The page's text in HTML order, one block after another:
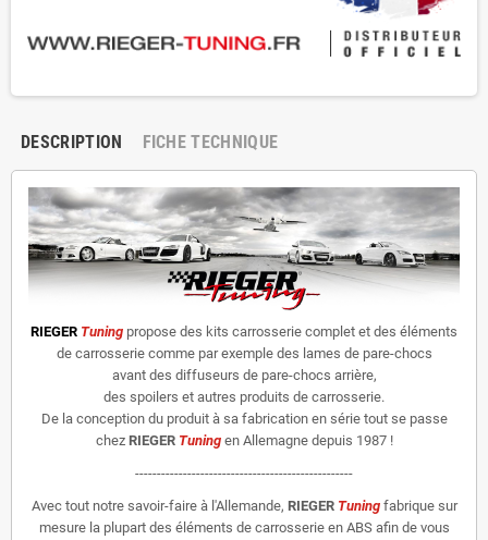
DESCRIPTION FICHE TECHNIQUE
RIEGER Tuning propose des kits carrosserie complet et des éléments
de carrosserie comme par exemple des lames de pare-chocs
avant des diffuseurs de pare-chocs arrière,
des spoilers et autres produits de carrosserie.
De la conception du produit à sa fabrication en série tout se passe
chez RIEGER Tuningen Allemagne depuis 1987 !
--------------------------------------------------
Avec tout notre savoir-faire à l'Allemande, RIEGER Tuning fabrique sur
mesure la plupart des éléments de carrosserie en ABS afin de vous